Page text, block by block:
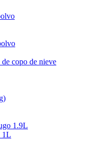
copo de nieve
1.9L
1L